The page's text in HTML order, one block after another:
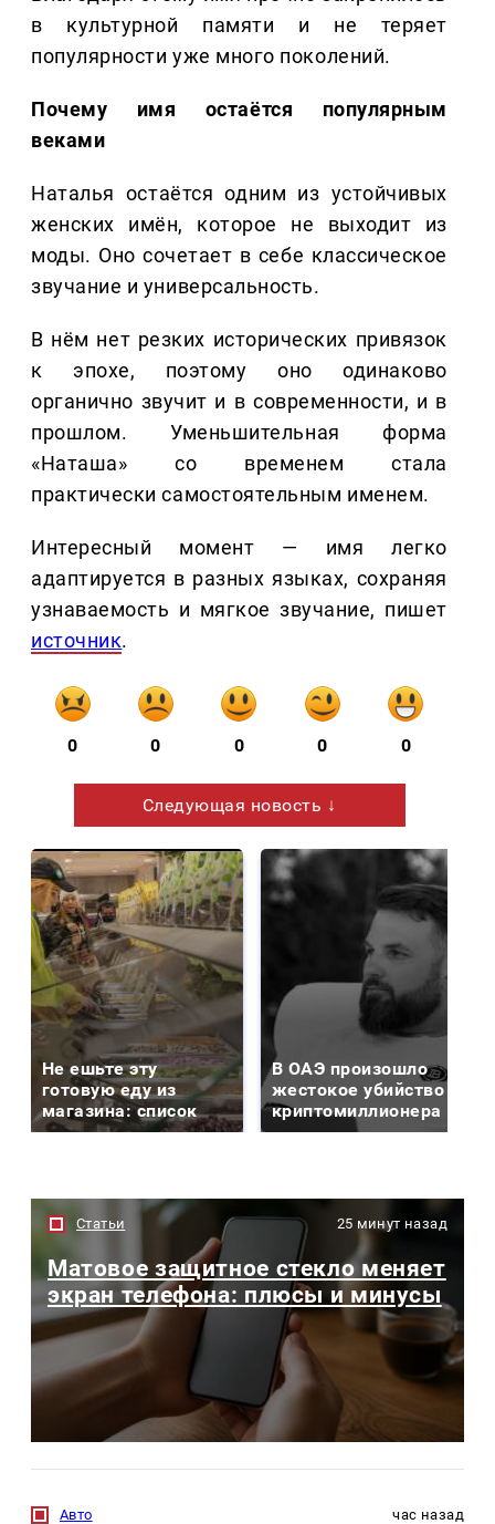
в культурной памяти и не теряет
популярности уже много поколений.
Почему имя остаётся популярным
веками
Наталья остаётся одним из устойчивых
женских имён, которое не выходит из
моды. Оно сочетает в себе классическое
звучание и универсальность.
В нём нет резких исторических привязок
к эпохе, поэтому оно одинаково
органично звучит и в современности, и в
прошлом. Уменьшительная форма
«Наташа» со временем стала
практически самостоятельным именем.
Интересный момент — имя легко
адаптируется в разных языках, сохраняя
узнаваемость и мягкое звучание, пишет
источник.
0 0 0 0 0
Следующая новость ↓
Не ешьте эту
готовую еду из
магазина: список
В ОАЭ произошло
жестокое убийство
криптомиллионера
Статьи 25 минут назад
Матовое защитное стекло меняет
экран телефона: плюсы и минусы
Авто час назад